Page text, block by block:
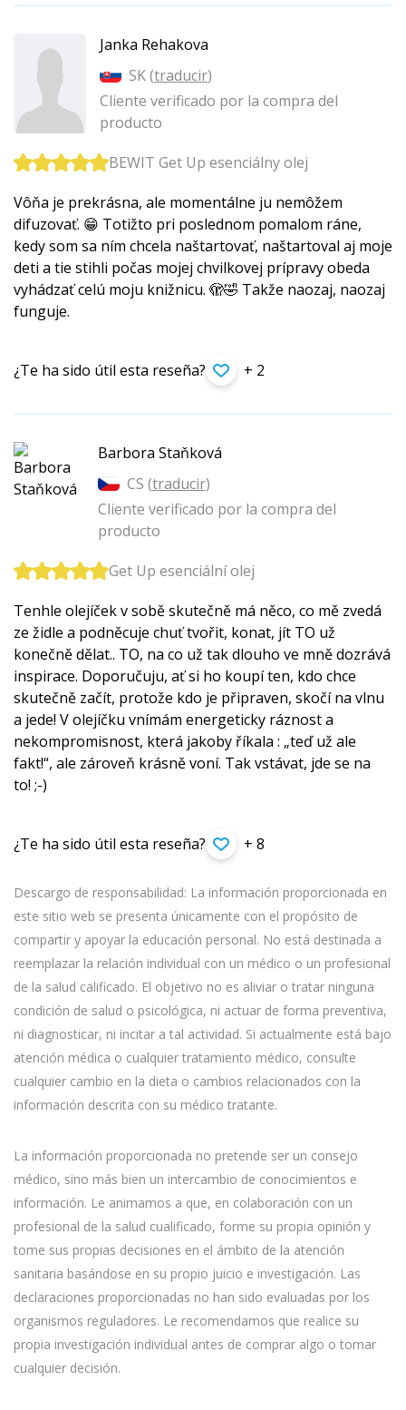
Janka Rehakova
SK (traducir)
Cliente verificado por la compra del
producto
BEWIT Get Up esenciálny olej
Vôňa je prekrásna, ale momentálne ju nemôžem
difuzovať. 😁 Totižto pri poslednom pomalom ráne,
kedy som sa ním chcela naštartovať, naštartoval aj moje
deti a tie stihli počas mojej chvilkovej prípravy obeda
vyhádzať celú moju knižnicu. 🫣🤣 Takže naozaj, naozaj
funguje.
¿Te ha sido útil esta reseña? + 2
Barbora Staňková
CS (traducir)
Cliente verificado por la compra del
producto
Get Up esenciální olej
Tenhle olejíček v sobě skutečně má něco, co mě zvedá
ze židle a podněcuje chuť tvořit, konat, jít TO už
konečně dělat.. TO, na co už tak dlouho ve mně dozrává
inspirace. Doporučuju, ať si ho koupí ten, kdo chce
skutečně začít, protože kdo je připraven, skočí na vlnu
a jede! V olejíčku vnímám energeticky ráznost a
nekompromisnost, která jakoby říkala : „teď už ale
fakt!“, ale zároveň krásně voní. Tak vstávat, jde se na
to! ;-)
¿Te ha sido útil esta reseña? + 8
Descargo de responsabilidad: La información proporcionada en
este sitio web se presenta únicamente con el propósito de
compartir y apoyar la educación personal. No está destinada a
reemplazar la relación individual con un médico o un profesional
de la salud calificado. El objetivo no es aliviar o tratar ninguna
condición de salud o psicológica, ni actuar de forma preventiva,
ni diagnosticar, ni incitar a tal actividad. Si actualmente está bajo
atención médica o cualquier tratamiento médico, consulte
cualquier cambio en la dieta o cambios relacionados con la
información descrita con su médico tratante.
La información proporcionada no pretende ser un consejo
médico, sino más bien un intercambio de conocimientos e
información. Le animamos a que, en colaboración con un
profesional de la salud cualificado, forme su propia opinión y
tome sus propias decisiones en el ámbito de la atención
sanitaria basándose en su propio juicio e investigación. Las
declaraciones proporcionadas no han sido evaluadas por los
organismos reguladores. Le recomendamos que realice su
propia investigación individual antes de comprar algo o tomar
cualquier decisión.